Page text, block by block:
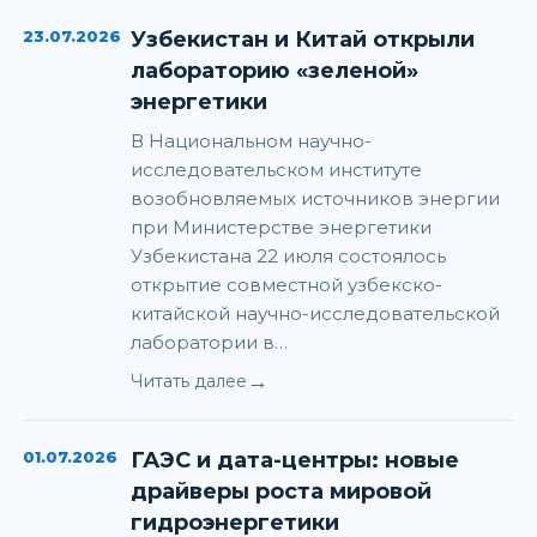
23.07.2026 Узбекистан и Китай открыли
лабораторию «зеленой»
энергетики
В Национальном научно-
исследовательском институте
возобновляемых источников энергии
при Министерстве энергетики
Узбекистана 22 июля состоялось
открытие совместной узбекско-
китайской научно-исследовательской
лаборатории в…
Читать далее →
01.07.2026
ГАЭС и дата-центры: новые
драйверы роста мировой
гидроэнергетики